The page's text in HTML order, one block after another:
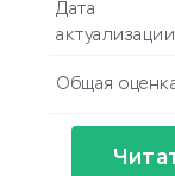
Дата
актуализации
Общая